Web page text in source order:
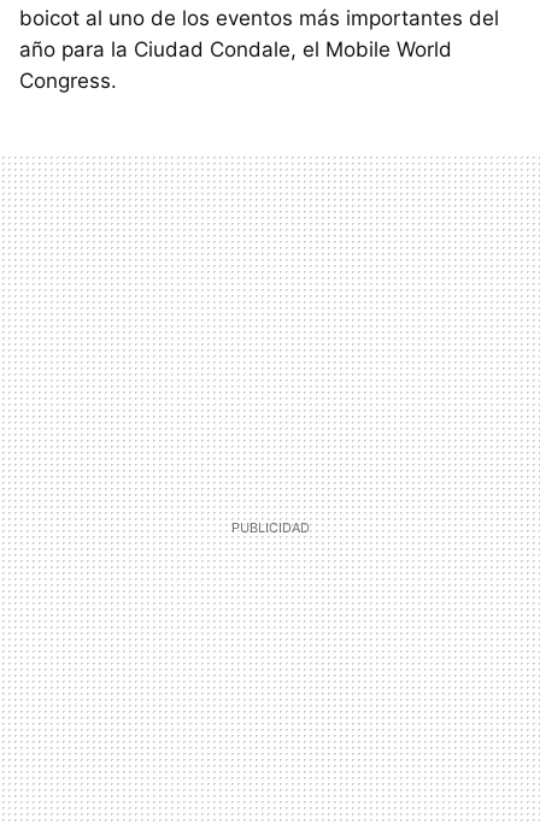
boicot al uno de los eventos más importantes del
año para la Ciudad Condale, el Mobile World
Congress.